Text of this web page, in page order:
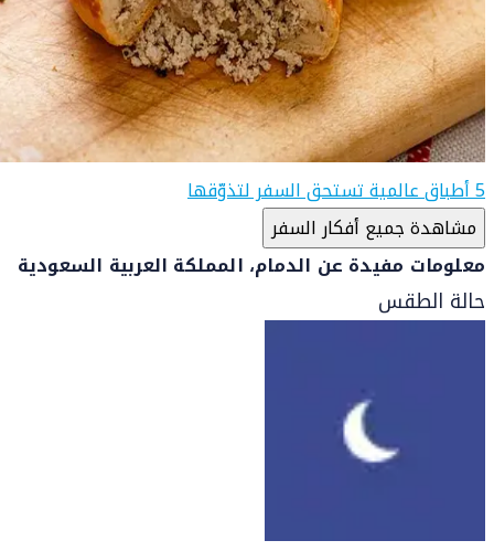
5 أطباق عالمية تستحق السفر لتذوّقها
مشاهدة جميع أفكار السفر
معلومات مفيدة عن الدمام، المملكة العربية السعودية
حالة الطقس